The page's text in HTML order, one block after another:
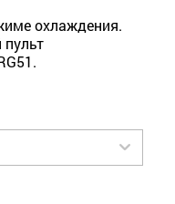
охлаждения.